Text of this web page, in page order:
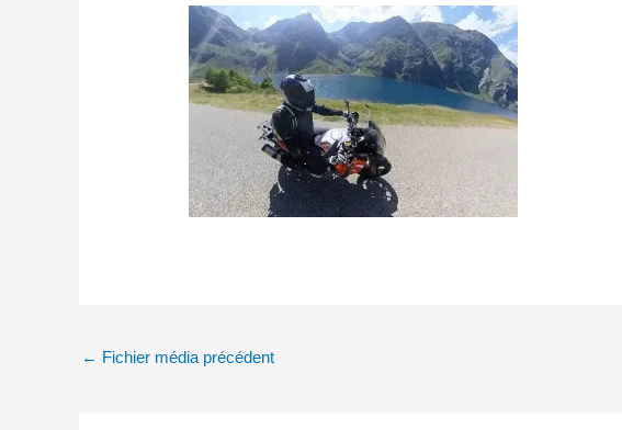
← Fichier média précédent